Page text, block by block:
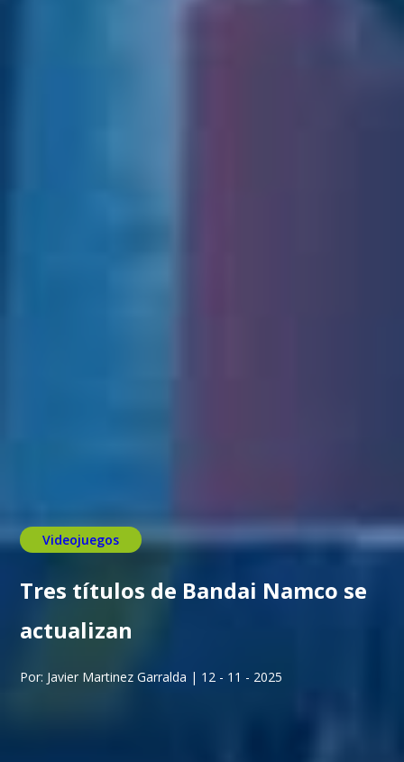
Videojuegos
Tres títulos de Bandai Namco se
actualizan
Por: Javier Martinez Garralda | 12 - 11 - 2025